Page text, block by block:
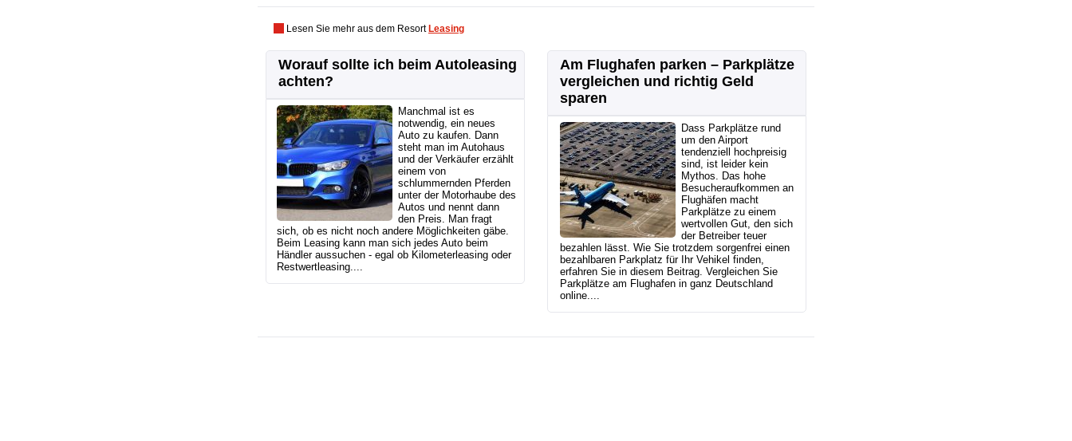
Lesen Sie mehr aus dem Resort Leasing
Worauf sollte ich beim Autoleasing
achten?
Manchmal ist es
notwendig, ein neues
Auto zu kaufen. Dann
steht man im Autohaus
und der Verkäufer erzählt
einem von
schlummernden Pferden
unter der Motorhaube des
Autos und nennt dann
den Preis. Man fragt
sich, ob es nicht noch andere Möglichkeiten gäbe.
Beim Leasing kann man sich jedes Auto beim
Händler aussuchen - egal ob Kilometerleasing oder
Restwertleasing....
Am Flughafen parken – Parkplätze
vergleichen und richtig Geld
sparen
Dass Parkplätze rund
um den Airport
tendenziell hochpreisig
sind, ist leider kein
Mythos. Das hohe
Besucheraufkommen an
Flughäfen macht
Parkplätze zu einem
wertvollen Gut, den sich
der Betreiber teuer
bezahlen lässt. Wie Sie trotzdem sorgenfrei einen
bezahlbaren Parkplatz für Ihr Vehikel finden,
erfahren Sie in diesem Beitrag. Vergleichen Sie
Parkplätze am Flughafen in ganz Deutschland
online....